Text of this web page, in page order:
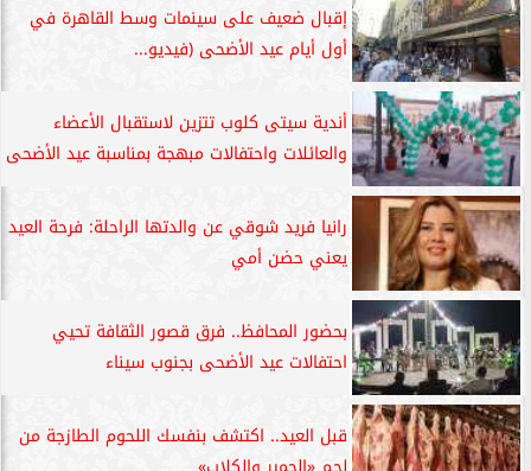
إقبال ضعيف على سينمات وسط القاهرة في
أول أيام عيد الأضحى (فيديو...
أندية سيتى كلوب تتزين لاستقبال الأعضاء
والعائلات واحتفالات مبهجة بمناسبة عيد الأضحى
رانيا فريد شوقي عن والدتها الراحلة: فرحة العيد
يعني حضن أمي
بحضور المحافظ.. فرق قصور الثقافة تحيي
احتفالات عيد الأضحى بجنوب سيناء
قبل العيد.. اكتشف بنفسك اللحوم الطازجة من